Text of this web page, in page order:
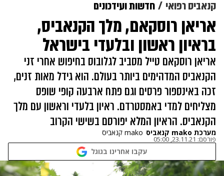
קנאביס רפואי חדשות ועידכונים
אריאן רוסקאם, מלך הקנאביס,
בראיון ראשון ובלעדי בישראל
אריאן רוסקאם טייל מסביב לגלובוס בחיפוש אחרי זני
הקנאביס המדהימים ביותר בעולם. הוא גידל מאות זנים,
זכה באינספור פרסים וגם פתח ארבעה קופי שופס
מצליחים למדי באמסטרדם. ראיון בלעדי וראשון עם מלך
הקנאביס. הראיון המלא יפורסם בשישי הקרוב
מערכת mako קנאביס mako קנאביס
פורסם: 23.11.21, 05:00
עקבו אחרינו בגוגל